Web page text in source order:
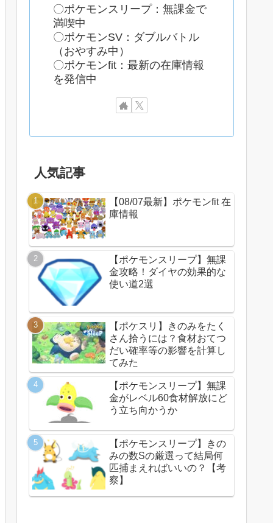
〇ポケモンスリープ：無課金で
満喫中
〇ポケモンSV：ダブルバトル
（おやすみ中）
〇ポケモンfit：最新の在庫情報
を発信中
人気記事
【08/07最新】ポケモンfit 在
庫情報
【ポケモンスリープ】無課
金攻略！ダイヤの効果的な
使い道2選
【ポケスリ】きのみをたく
さん拾うには？食材おてつ
だい確率等の影響を計算し
てみた
【ポケモンスリープ】無課
金がレベル60食材解放にど
う立ち向かうか
【ポケモンスリープ】きの
みの数Sの厳選って結局何
匹捕まえればいいの？【考
察】